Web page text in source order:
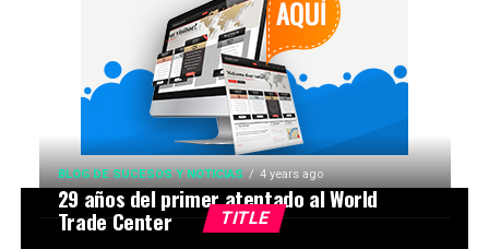
TITLE
BLOG DE SUCESOS Y NOTICIAS 4 years ago
29 años del primer atentado al World
Trade Center